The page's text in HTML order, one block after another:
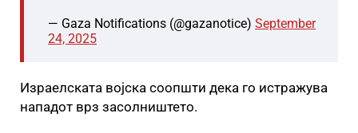
— Gaza Notifications (@gazanotice) September
24, 2025
Израелската војска соопшти дека го истражува
нападот врз засолништето.